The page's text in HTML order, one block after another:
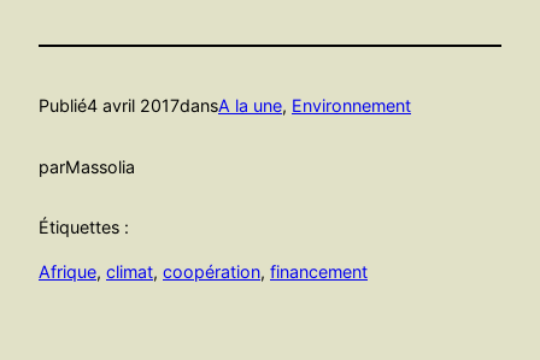
Publié4 avril 2017dansA la une, Environnement
parMassolia
Étiquettes :
Afrique, climat, coopération, financement